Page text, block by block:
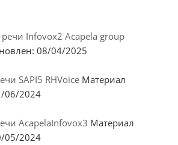
Infovox2 Acapela group
08/04/2025
SAPI5 RHVoice Материал
06/2024
AcapelaInfovox3 Материал
05/2024